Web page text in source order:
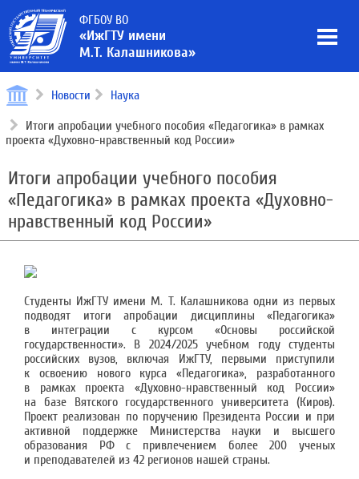
ФГБОУ ВО
«ИжГТУ имени
М.Т. Калашникова»
Новости Наука
Итоги апробации учебного пособия «Педагогика» в рамках
проекта «Духовно-нравственный код России»
Итоги апробации учебного пособия
«Педагогика» в рамках проекта «Духовно-
нравственный код России»
Студенты ИжГТУ имени М. Т. Калашникова одни из первых
подводят итоги апробации дисциплины «Педагогика»
в интеграции с курсом «Основы российской
государственности». В 2024/2025 учебном году студенты
российских вузов, включая ИжГТУ, первыми приступили
к освоению нового курса «Педагогика», разработанного
в рамках проекта «Духовно-нравственный код России»
на базе Вятского государственного университета (Киров).
Проект реализован по поручению Президента России и при
активной поддержке Министерства науки и высшего
образования РФ с привлечением более 200 ученых
и преподавателей из 42 регионов нашей страны.